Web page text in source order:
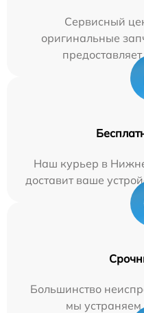
Сервисный
оригинальные
Наш курьер в
доставит ваше
Большинство
мы устраняем